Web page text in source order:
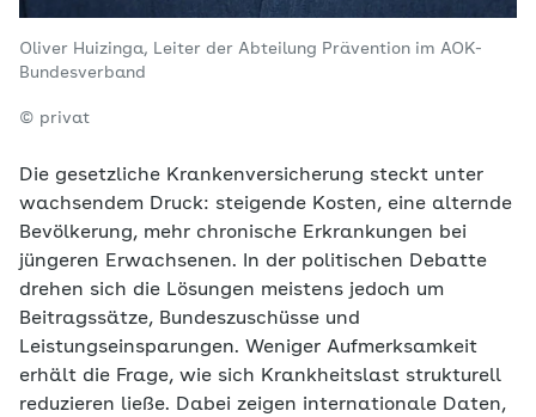
Oliver Huizinga, Leiter der Abteilung Prävention im AOK-
Bundesverband
© privat
Die gesetzliche Krankenversicherung steckt unter
wachsendem Druck: steigende Kosten, eine alternde
Bevölkerung, mehr chronische Erkrankungen bei
jüngeren Erwachsenen. In der politischen Debatte
drehen sich die Lösungen meistens jedoch um
Beitragssätze, Bundeszuschüsse und
Leistungseinsparungen. Weniger Aufmerksamkeit
erhält die Frage, wie sich Krankheitslast strukturell
reduzieren ließe. Dabei zeigen internationale Daten,